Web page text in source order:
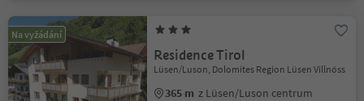
Na vyžádání
Residence Tirol
Lüsen/Luson, Dolomites Region Lüsen Villnöss
365 m z Lüsen/Luson centrum